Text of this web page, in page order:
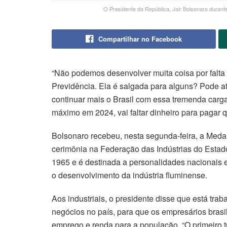
O Presidente da República, Jair Bolsonaro
Compartilhar no Facebook
“Não podemos desenvolver muita coisa por
Previdência. Ela é salgada para alguns? Pode
continuar mais o Brasil com essa tremenda
máximo em 2024, vai faltar dinheiro para pagar
Bolsonaro recebeu, nesta segunda-feira, a
cerimônia na Federação das Indústrias do
1965 e é destinada a personalidades
o desenvolvimento da indústria fluminense.
Aos industriais, o presidente disse que está
negócios no país, para que os empresários
emprego e renda para a população. “O